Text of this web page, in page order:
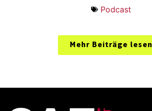
Podcast
Mehr Beiträge lesen